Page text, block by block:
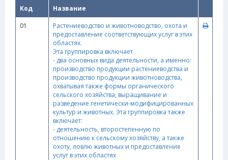
Код
Название
01
Растениеводство и животноводство, охота и
предоставление соответствующих услуг в этих
областях.
Эта группировка включает
- два основных вида деятельности, а именно:
производство продукции растениеводства и
производство продукции животноводства,
охватывая также формы органического
сельского хозяйства, выращивание и
разведение генетически-модифицированных
культур и животных. Эта группировка также
включает:
- деятельность, второстепенную по
отношению к сельскому хозяйству, а также
охоту, ловлю животных и предоставление
услуг в этих областях